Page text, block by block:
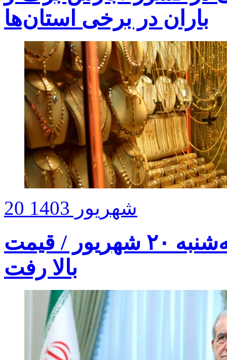
باران در برخی استان‌ها
20 شهریور 1403
قیمت طلا ۱۸ عیار امروز سه‌شنبه ۲۰ شهریور / قیمت
بالا رفت